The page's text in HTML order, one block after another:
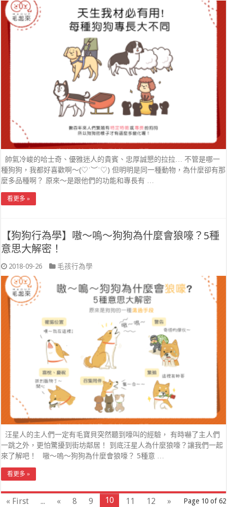
帥氣冷峻的哈士奇、優雅迷人的貴賓、忠厚誠懇的拉拉… 不管是哪一
種狗狗，我都好喜歡啊～(♡˙︶˙♡) 但明明是同一種動物，為什麼卻有那
麼多品種啊？ 原來～是跟他們的功能和專長有 …
看更多 »
【狗狗行為學】嗷～嗚～狗狗為什麼會狼嚎？5種
意思大解密！
2018-09-26 毛孩行為學
汪星人的主人們一定有毛寶貝突然聽到嚎叫的經驗， 有時嚇了主人們
一跳之外，更怕驚擾到街坊鄰居！ 到底汪星人為什麼狼嚎？讓我們一起
來了解吧！ 嗷～嗚～狗狗為什麼會狼嚎？ 5種意 …
看更多 »
Page 10 of 62
« First ... « 8 9 10 11 12 »